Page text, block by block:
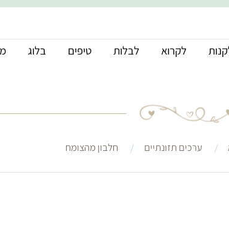
לקרוא לבלות טיפים בלוג
ערכים תזונתיים חלבון מהצומח